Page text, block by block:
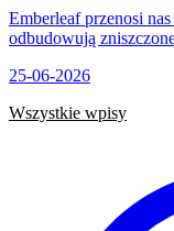
Emberleaf przenosi
odbudowują
25-06-2026
Wszystkie wpisy